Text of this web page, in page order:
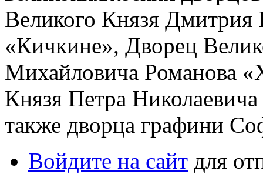
Великого Князя Дмитрия
«Кичкине», Дворец
Михайловича Романова
Князя Петра
также дворца графини
Войдите на сайт для